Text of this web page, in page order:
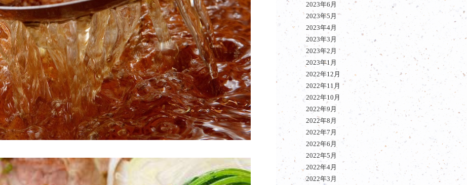
2023年6月
2023年5月
2023年4月
2023年3月
2023年2月
2023年1月
2022年12月
2022年11月
2022年10月
2022年9月
2022年8月
2022年7月
2022年6月
2022年5月
2022年4月
2022年3月